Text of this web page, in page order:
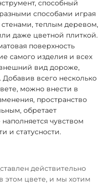
способный
способами играя
теплым деревом,
даже цветной плиткой.
поверхность
самого изделия и всех
вид дороже,
всего несколько
можно внести в
пространство
обретает
чувством
и статусности.
действительно
этом цвете, и мы хотим